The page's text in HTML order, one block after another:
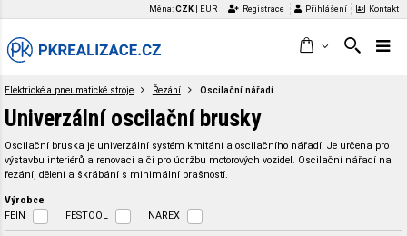
Měna:CZK EUR Registrace Přihlášení Kontakt
Elektrické a pneumatické stroje Řezání Oscilační nářadí
Univerzální oscilační brusky
Oscilační bruska je univerzální systém kmitání a oscilačního nářadí. Je určena pro
výstavbu interiérů a renovaci a či pro údržbu motorových vozidel. Oscilační nářadí na
řezání, dělení a škrábání s minimální prašností.
Výrobce
FEIN FESTOOL NAREX